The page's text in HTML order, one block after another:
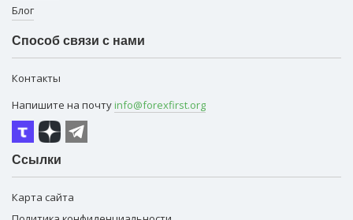
Блог
Способ связи с нами
Контакты
Напишите на почту info@forexfirst.org
Ссылки
Карта сайта